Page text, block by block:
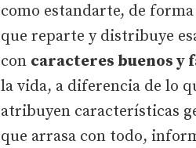
como estandarte, de
que reparte y distribuye
con caracteres buenos y
la vida, a diferencia de lo
atribuyen características
que arrasa con todo,